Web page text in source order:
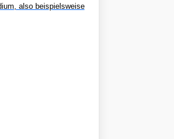
also beispielsweise